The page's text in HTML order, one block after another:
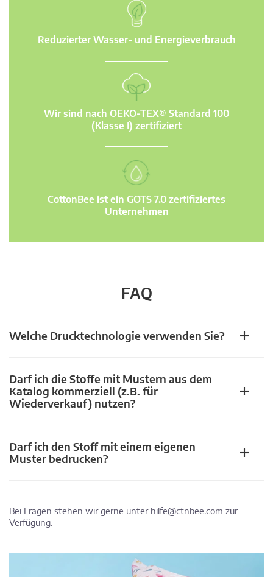
Reduzierter Wasser- und Energieverbrauch
Wir sind nach OEKO-TEX® Standard 100
(Klasse I) zertifiziert
CottonBee ist ein GOTS 7.0 zertifiziertes
Unternehmen
FAQ
Welche Drucktechnologie verwenden Sie?
Darf ich die Stoffe mit Mustern aus dem
Katalog kommerziell (z.B. für
Wiederverkauf) nutzen?
Darf ich den Stoff mit einem eigenen
Muster bedrucken?
Bei Fragen stehen wir gerne unter hilfe@ctnbee.com zur
Verfügung.